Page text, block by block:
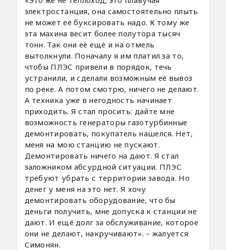
электростанция, она самостоятельно плыть
не может её буксировать надо. К тому же
эта махина весит более полутора тысяч
тонн. Так они её ещё и на отмель
вытолкнули. Поначалу я им платил за то,
чтобы ПЛЭС привели в порядок, течь
устранили, и сделали возможным её вывоз
по реке. А потом смотрю, ничего не делают.
А техника уже в негодность начинает
приходить. Я стал просить: дайте мне
возможность генераторы газотурбинные
демонтировать, покупатель нашелся. Нет,
меня на мою станцию не пускают.
Демонтировать ничего на дают. Я стал
заложником абсурдной ситуации. ПЛЭС
требуют убрать с территории завода. Но
денег у меня на это нет. Я хочу
демонтировать оборудование, что бы
деньги получить, мне допуска к станции не
дают. И ещё долг за обслуживание, которое
они не делают, накручивают». – жалуется
Симонян.